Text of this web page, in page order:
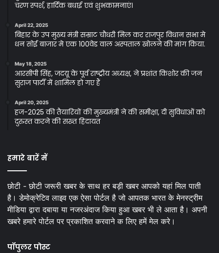
चरण स्पर्श, हार्दिक बधाई एवं शुभकामनाएं।
April 22, 2025
बिहार के उप मुख्य मंत्री सम्राट चौधरी मिल कर राजपुर विधान सभा मे
धन सोई बाजार मे एक 100वेड वाल अस्पताल खोलने की मांग किया.
May 18, 2025
आरसीपी सिंह, जदयू के पूर्व राष्ट्रीय अध्यक्ष, ने प्रशांत किशोर की जन
सुराज पार्टी में शामिल हो गए हैं
April 20, 2025
हज-2025 की तैयारियों की मुख्यमंत्री ने की समीक्षा, दी सुविधाओं को
दुरुस्त करने की सख्त हिदायत
हमारे बारें में
छोटी - छोटी जरूरी खबर के साथ हर बड़ी खबर आपको यहां मिल पाती
है। डेमोक्रेटिव लाइव एक ऐसा पोर्टल है जो आपतक भारत के मेनस्ट्रीम
मीडिया द्वारा दबाया या नजरअंदाज किया हुआ खबर भी ले आता है। अपनी
खबरे हमारे पोर्टल पर प्रकाशित करवाने क लिए हमें मेल करे।
पॉपुलर पोस्ट